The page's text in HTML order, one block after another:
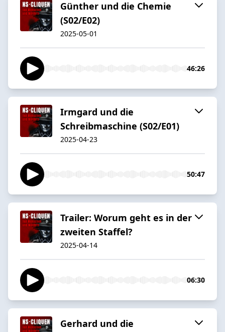
Günther und die Chemie
(S02/E02)
2025-05-01
46:26
Irmgard und die
Schreibmaschine (S02/E01)
2025-04-23
50:47
Trailer: Worum geht es in der
zweiten Staffel?
2025-04-14
06:30
Gerhard und die